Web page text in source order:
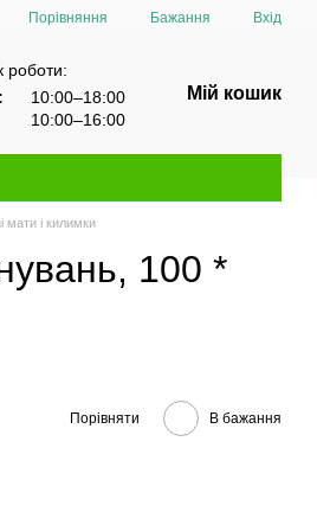
Порівняння Бажання Вхід
роботи:
10:00–18:00
10:00–16:00
Мій кошик
мати і килимки
100 *
Порівняти В бажання